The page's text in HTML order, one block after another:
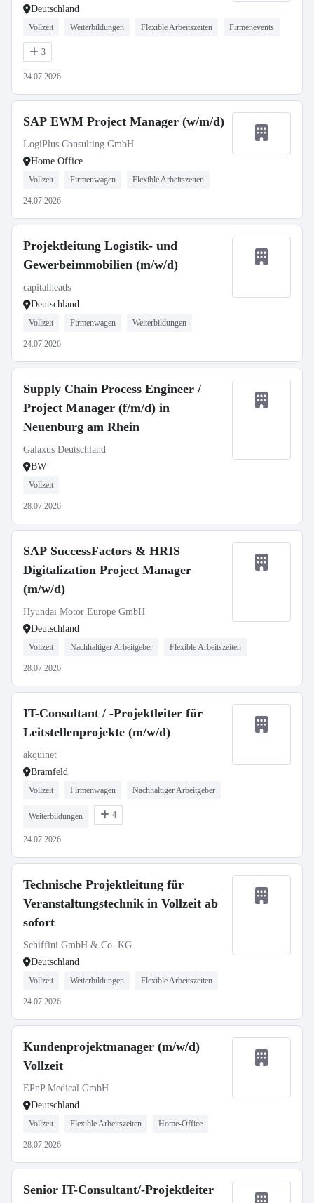
Deutschland
Vollzeit Weiterbildungen Flexible Arbeitszeiten Firmenevents
3
24.07.2026
SAP EWM Project Manager (w/m/d)
LogiPlus Consulting GmbH
Home Office
Vollzeit Firmenwagen Flexible Arbeitszeiten
24.07.2026
Projektleitung Logistik- und
Gewerbeimmobilien (m/w/d)
capitalheads
Deutschland
Vollzeit Firmenwagen Weiterbildungen
24.07.2026
Supply Chain Process Engineer /
Project Manager (f/m/d) in
Neuenburg am Rhein
Galaxus Deutschland
BW
Vollzeit
28.07.2026
SAP SuccessFactors & HRIS
Digitalization Project Manager
(m/w/d)
Hyundai Motor Europe GmbH
Deutschland
Vollzeit Nachhaltiger Arbeitgeber Flexible Arbeitszeiten
28.07.2026
IT-Consultant / -Projektleiter für
Leitstellenprojekte (m/w/d)
akquinet
Bramfeld
Vollzeit Firmenwagen Nachhaltiger Arbeitgeber
Weiterbildungen 4
24.07.2026
Technische Projektleitung für
Veranstaltungstechnik in Vollzeit ab
sofort
Schiffini GmbH & Co. KG
Deutschland
Vollzeit Weiterbildungen Flexible Arbeitszeiten
24.07.2026
Kundenprojektmanager (m/w/d)
Vollzeit
EPnP Medical GmbH
Deutschland
Vollzeit Flexible Arbeitszeiten Home-Office
28.07.2026
Senior IT-Consultant/-Projektleiter